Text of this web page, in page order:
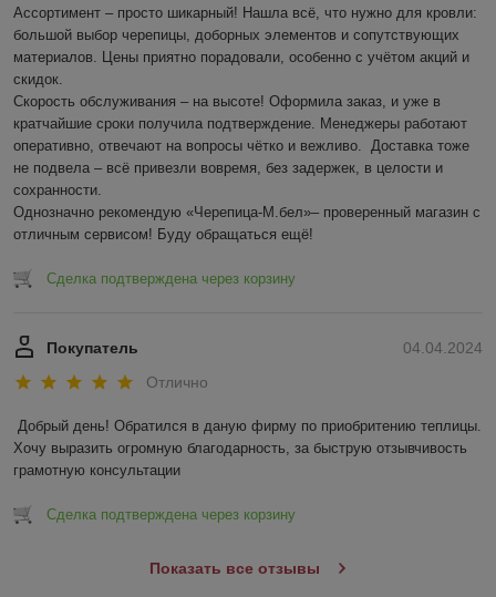
Ассортимент – просто шикарный! Нашла всё, что нужно для кровли:
большой выбор черепицы, доборных элементов и сопутствующих
материалов. Цены приятно порадовали, особенно с учётом акций и
скидок.
Скорость обслуживания – на высоте! Оформила заказ, и уже в
кратчайшие сроки получила подтверждение. Менеджеры работают
оперативно, отвечают на вопросы чётко и вежливо.  Доставка тоже
не подвела – всё привезли вовремя, без задержек, в целости и
сохранности.
Однозначно рекомендую «Черепица-М.бел»– проверенный магазин с
отличным сервисом! Буду обращаться ещё!
Сделка подтверждена через корзину
04.04.2024
Покупатель
Отлично
Добрый день! Обратился в даную фирму по приобритению теплицы.
Хочу выразить огромную благодарность, за быструю отзывчивость
грамотную консультации
Сделка подтверждена через корзину
Показать все отзывы